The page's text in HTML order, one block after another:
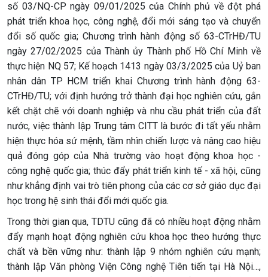
số 03/NQ-CP ngày 09/01/2025 của Chính phủ về đột phá
phát triển khoa học, công nghệ, đổi mới sáng tạo và chuyển
đổi số quốc gia; Chương trình hành động số 63-CTrHĐ/TU
ngày 27/02/2025 của Thành ủy Thành phố Hồ Chí Minh về
thực hiện NQ 57; Kế hoạch 1413 ngày 03/3/2025 của Uỷ ban
nhân dân TP HCM triển khai Chương trình hành động 63-
CTrHĐ/TU; với định hướng trở thành đại học nghiên cứu, gắn
kết chặt chẽ với doanh nghiệp và nhu cầu phát triển của đất
nước, việc thành lập Trung tâm CITT là bước đi tất yếu nhằm
hiện thực hóa sứ mệnh, tầm nhìn chiến lược và nâng cao hiệu
quả đóng góp của Nhà trường vào hoạt động khoa học -
công nghệ quốc gia; thúc đẩy phát triển kinh tế - xã hội, cũng
như khẳng định vai trò tiên phong của các cơ sở giáo dục đại
học trong hệ sinh thái đổi mới quốc gia.
Trong thời gian qua, TDTU cũng đã có nhiều hoạt động nhằm
đẩy mạnh hoạt động nghiên cứu khoa học theo hướng thực
chất và bền vững như: thành lập 9 nhóm nghiên cứu mạnh;
thành lập Văn phòng Viện Công nghệ Tiên tiến tại Hà Nội…,